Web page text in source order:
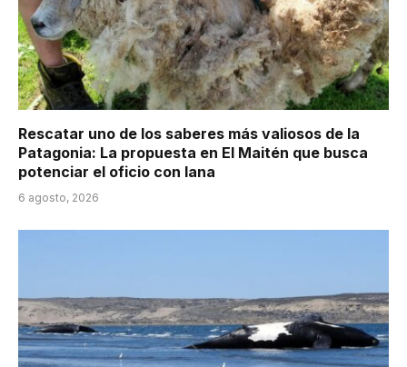
Rescatar uno de los saberes más valiosos de la
Patagonia: La propuesta en El Maitén que busca
potenciar el oficio con lana
6 agosto, 2026